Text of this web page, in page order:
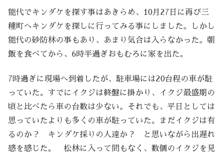
能代でキンダケを探す事はあきらめ、10月27日に再び三
種町へキンダケを探しに行ってみる事にしました。しかし
能代の砂防林の事もあり、あまり気合は入らなかった。朝
飯を食べてから、6時半過ぎおもむろに家を出た。
7時過ぎに現場へ到着したが、駐車場には20台程の車が駐
っていた。すでにイクジは終盤に掛かり、イクジ最盛期の
頃と比べたら車の台数は少ない。それでも、平日としては
思っていたよりも多くの車が駐っていた。まだイクジは有
るのか？ キンダケ採りの人達か？ と思いながら出遅れ
感を感じた。 松林に入って間もなく、数個のイクジを見